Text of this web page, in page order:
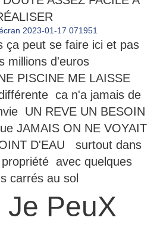
ça peut se faire ici et pas
millions d'euros
PISCINE ME LAISSE
ca n'a jamais de
UN REVE UN BESOIN
JAMAIS ON NE VOYAIT
D'EAU surtout dans
avec quelques
carrés au sol
Je PeuX